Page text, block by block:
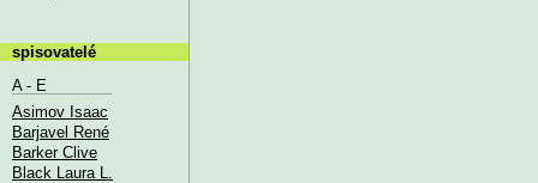
spisovatelé
A - E
Asimov Isaac
Barjavel René
Barker Clive
Black Laura L.